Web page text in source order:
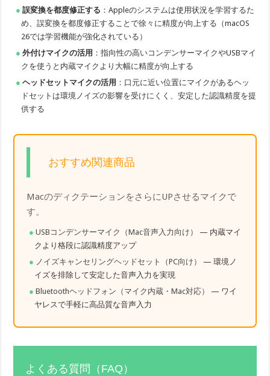
誤変換を都度修正する ：Appleのシステムは使用状況を学習するた
め、誤変換を都度修正することで徐々に精度が向上する（macOS
26では学習機能が強化されている）
外付けマイクの活用 ：指向性の高いコンデンサーマイクやUSBマイ
クを使うと内蔵マイクより大幅に精度が向上する
ヘッドセットマイクの活用 ：口元に近い位置にマイクがあるヘッ
ドセットは環境ノイズの影響を受けにくく、安定した認識精度を提
供する
おすすめ関連商品
MacのディクテーションをさらにUPさせるマイクで
す。
USBコンデンサーマイク（Mac音声入力向け）
— 内蔵マイ
クより格段に認識精度アップ
ノイズキャンセリングヘッドセット（PC向け）
— 環境ノ
イズを排除して安定した音声入力を実現
Bluetoothヘッドフォン（マイク内蔵・Mac対応）
— ワイ
ヤレスで手軽に高品質な音声入力
よくある質問（FAQ）